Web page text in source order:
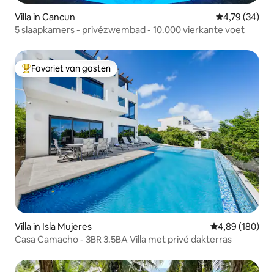
Villa in Cancun Gemiddelde
4,79 (34)
5 slaapkamers - privézwembad - 10.000 vierkante voet
Topfavoriet van gasten
Favoriet van gasten
Villa in Isla Mujeres Gemiddelde
4,89 (180)
Casa Camacho - 3BR 3.5BA Villa met privé dakterras